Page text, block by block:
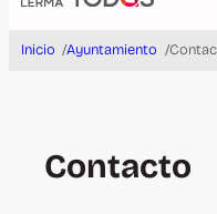
Inicio /Ayuntamiento /
Contacto